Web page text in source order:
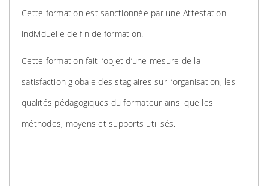
Cette formation est sanctionnée par une Attestation
individuelle de fin de formation.
Cette formation fait l’objet d’une mesure de la
satisfaction globale des stagiaires sur l’organisation, les
qualités pédagogiques du formateur ainsi que les
méthodes, moyens et supports utilisés.